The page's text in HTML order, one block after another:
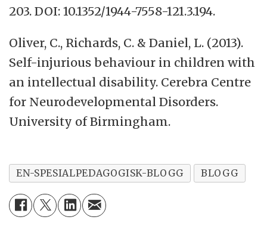
203. DOI: 10.1352/1944-7558-121.3.194.
Oliver, C., Richards, C. & Daniel, L. (2013).
Self-injurious behaviour in children with
an intellectual disability. Cerebra Centre
for Neurodevelopmental Disorders.
University of Birmingham.
EN-SPESIALPEDAGOGISK-BLOGG BLOGG